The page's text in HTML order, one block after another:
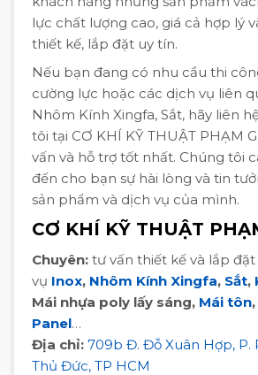
lực chất lượng cao, giá cả hợp lý
thiết kế, lắp đặt uy tín.
Nếu bạn đang có nhu cầu thi
cường lực hoặc các dịch vụ liên
Nhôm Kính Xingfa, Sắt, hãy liên
tôi tại CƠ KHÍ KỸ THUẬT PHẠM
vấn và hỗ trợ tốt nhất. Chúng tôi
đến cho bạn sự hài lòng và tin
sản phẩm và dịch vụ của mình.
CƠ KHÍ KỸ THUẬT
Chuyên: tư vấn thiết kế và lắp
vụ Inox, Nhôm Kính Xingfa, Sắt,
Mái nhựa poly lấy sáng, Mái tôn,
Panel…
Địa chỉ: 709b Đ. Đỗ Xuân Hợp, P.
Thủ Đức, TP HCM